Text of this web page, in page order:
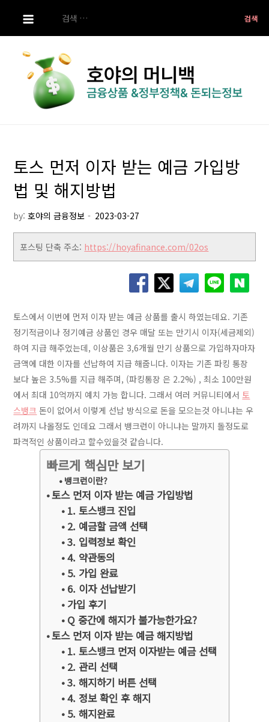
i
색:
토스 먼저 이자 받는 예금 가입방
법 및 해지방법
by:호야의 금융정보
포스팅 단축 주소: https://hoyafinance.com/02os
토스에서 이번에 먼저 이자 받는 예금 상품를 출시 하였는데요. 기존
정기적금이나 정기예금 상품인 경우 매달 또는 만기시 이자(세금제외)
하여 지급 해주었는데, 이상품은 3,6개월 만기 상품으로 가입하자마자
금액에 대한 이자를 선납하여 지급 해줍니다. 이자는 기존 파킹 통장
보다 높은 3.5%를 지급 해주며, (파킹통장 은 2.2%) , 최소 100만원
에서 최대 10억까지 예치 가능 합니다. 그래서 여러 커뮤니티에서 토
스뱅크 돈이 없어서 이렇게 선납 방식으로 돈을 모으는것 아니냐는 우
려까지 나올정도 인데요 그래서 뱅크런이 아니냐는 말까지 돌정도로
파격적인 상품이라고 할수있을것 같습니다.
빠르게 핵심만 보기
뱅크런이란?
토스 먼저 이자 받는 예금 가입방법
1. 토스뱅크 진입
2. 예금할 금액 선택
3. 입력정보 확인
4. 약관동의
5. 가입 완료
6. 이자 선납받기
가입 후기
Q 중간에 해지가 불가능한가요?
토스 먼저 이자 받는 예금 해지방법
1. 토스뱅크 먼저 이자받는 예금 선택
2. 관리 선택
3. 해지하기 버튼 선택
4. 정보 확인 후 해지
5. 해지완료